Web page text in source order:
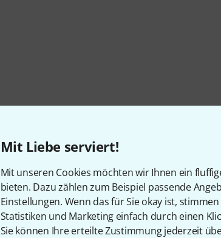
Mit Liebe serviert!
Mit unseren Cookies möchten wir Ihnen ein
bieten. Dazu zählen zum Beispiel passende
Einstellungen. Wenn das für Sie okay ist,
Statistiken und Marketing einfach durch einen
Sie können Ihre erteilte Zustimmung jederzeit